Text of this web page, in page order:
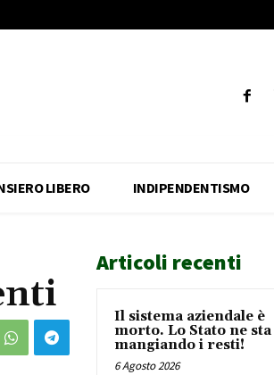
LIBERO INDIPENDENTISMO
Articoli recenti
Il sistema aziendale è
morto. Lo Stato ne sta
mangiando i resti!
6 Agosto 2026